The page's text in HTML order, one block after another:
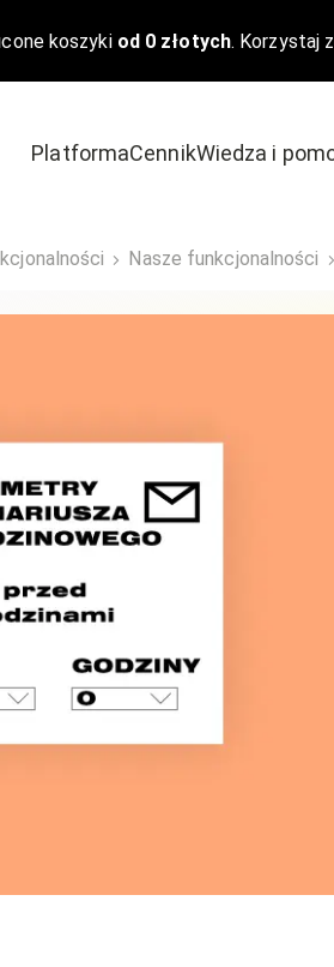
koszyki od 0 złotych. Korzystaj
PlatformaCennikWiedza i
Nasze funkcjonalności